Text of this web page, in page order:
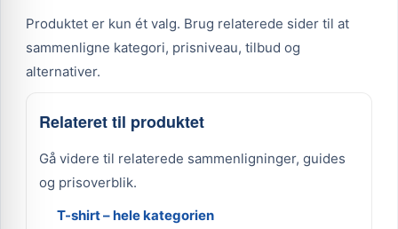
Produktet er kun ét valg. Brug relaterede sider til at
sammenligne kategori, prisniveau, tilbud og
alternativer.
Relateret til produktet
Gå videre til relaterede sammenligninger, guides
og prisoverblik.
T-shirt – hele kategorien